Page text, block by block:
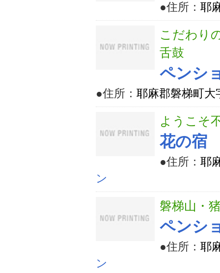
●住所： 耶
こだわり
舌鼓
ペンシ
●住所： 耶麻郡磐梯町大
ようこそ
花の宿
●住所： 耶
ン
磐梯山・
ペンシ
●住所： 耶
ン